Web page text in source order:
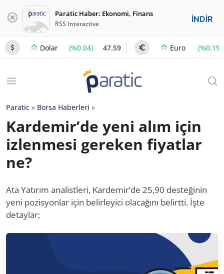
Paratic Haber: Ekonomi, Finans
RSS Interactive İNDİR
Dolar (%0.04) 47.59 Euro (%0.19)
Paratic » Borsa Haberleri »
Kardemir’de yeni alım için
izlenmesi gereken fiyatlar
ne?
Ata Yatırım analistleri, Kardemir’de 25,90 desteğinin
yeni pozisyonlar için belirleyici olacağını belirtti. İşte
detaylar;